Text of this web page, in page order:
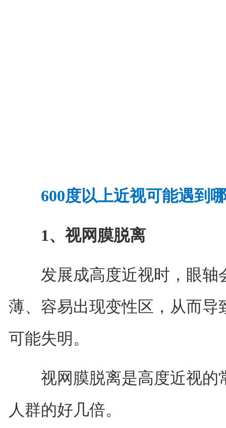
600度以上近视可能遇到哪
1、视网膜脱离
发展成高度近视时，眼轴
薄、容易出现变性区，从而
可能失明。
视网膜脱离是高度近视的
人群的好几倍。